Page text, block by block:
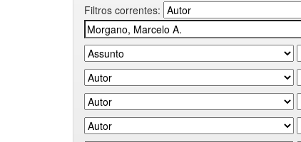
Filtros correntes: